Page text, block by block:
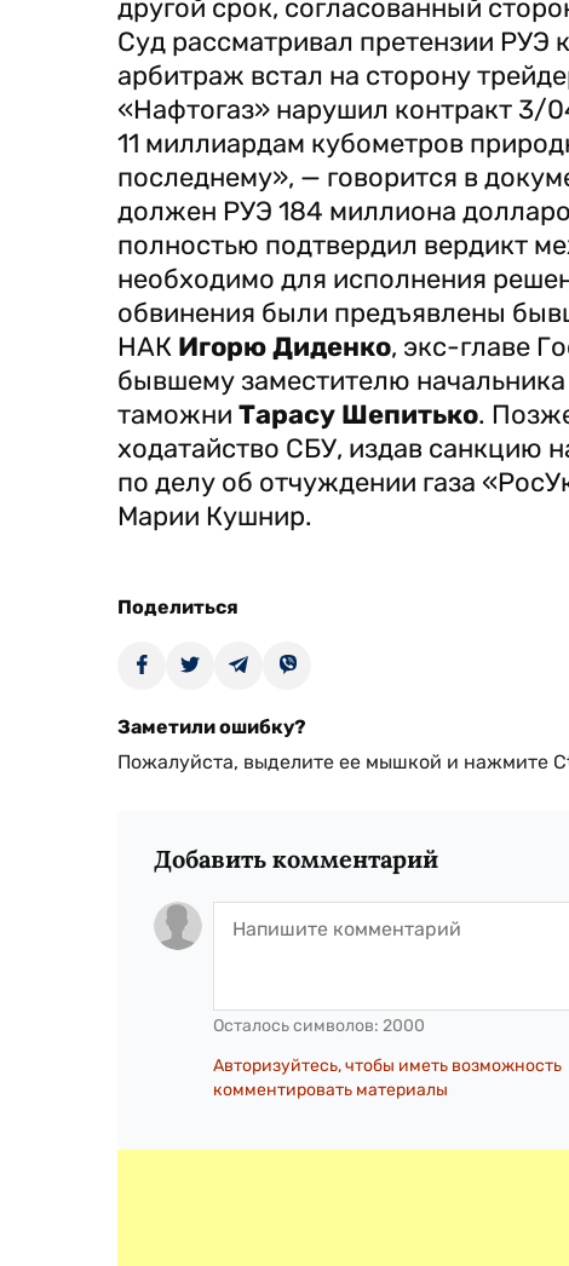
другой срок, согласованный
Суд рассматривал претензии
арбитраж встал на сторону
«Нафтогаз» нарушил контракт 3/
11 миллиардам кубометров
последнему», — говорится в
должен РУЭ 184 миллиона
полностью подтвердил вердикт
необходимо для исполнения
обвинения были предъявлены
НАК Игорю Диденко, экс-главе
бывшему заместителю
таможни Тарасу Шепитько.
ходатайство СБУ, издав санкцию
по делу об отчуждении газа
Марии Кушнир.
Поделиться
Заметили ошибку?
Пожалуйста, выделите ее мышкой и нажмите
Добавить комментарий
Осталось символов: 2000
Авторизуйтесь, чтобы иметь возможность
комментировать материалы